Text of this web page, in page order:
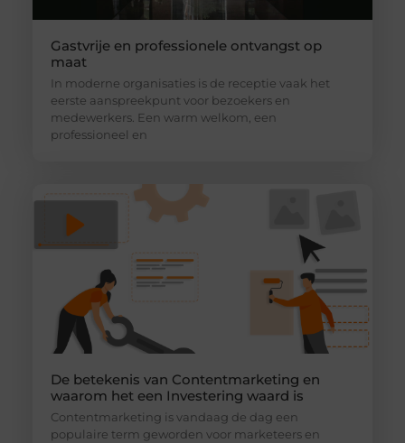
Gastvrije en professionele ontvangst op
maat
In moderne organisaties is de receptie vaak het
eerste aanspreekpunt voor bezoekers en
medewerkers. Een warm welkom, een
professioneel en
De betekenis van Contentmarketing en
waarom het een Investering waard is
Contentmarketing is vandaag de dag een
populaire term geworden voor marketeers en